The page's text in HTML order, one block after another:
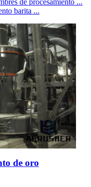
barita ...
de oro